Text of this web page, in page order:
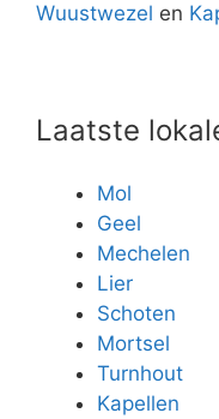
Wuustwezel en
Laatste
Mol
Geel
Mechelen
Lier
Schoten
Mortsel
Turnhout
Kapellen